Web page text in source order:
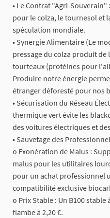
• Le Contrat "Agri-Souverain"
pour le colza, le tournesol et
spéculation mondiale.
• Synergie Alimentaire (Le
pressage du colza produit
tourteaux (protéines pour
Produire notre énergie
étranger déforesté pour nos
• Sécurisation du Réseau
thermique vert évite les
des voitures électriques et
• Sauvetage des
o Exonération de Malus :
malus pour les utilitaires
pour un achat professionnel
compatibilité exclusive
o Prix Stable : Un B100 stable
flambe à 2,20 €.